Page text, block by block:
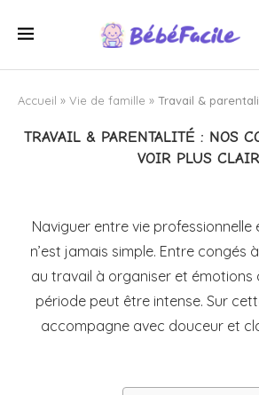
Accueil » Vie de famille » Travail &
TRAVAIL & PARENTALITÉ : NOS
VOIR PLUS CLAIR
Naviguer entre vie
n’est jamais simple. Entre congés
au travail à organiser et émotions
période peut être intense. Sur
accompagne avec douceur et